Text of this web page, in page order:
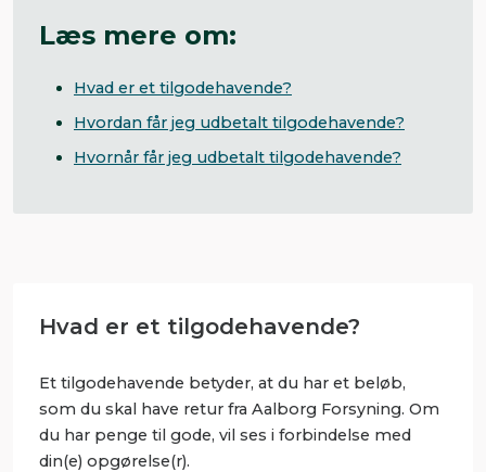
Læs mere om:
Hvad er et tilgodehavende?
Hvordan får jeg udbetalt tilgodehavende?
Hvornår får jeg udbetalt tilgodehavende?
Hvad er et tilgodehavende?
Et tilgodehavende betyder, at du har et beløb,
som du skal have retur fra Aalborg Forsyning. Om
du har penge til gode, vil ses i forbindelse med
din(e) opgørelse(r).